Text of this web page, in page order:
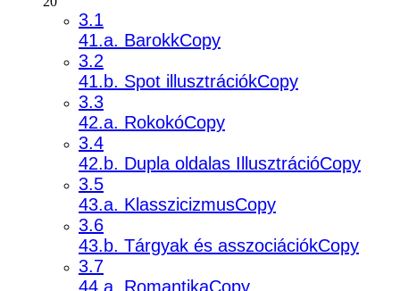
3.1
41.a. BarokkCopy
3.2
41.b. Spot illusztrációkCopy
3.3
42.a. RokokóCopy
3.4
42.b. Dupla oldalas IllusztrációCopy
3.5
43.a. KlasszicizmusCopy
3.6
43.b. Tárgyak és asszociációkCopy
3.7
44.a. RomantikaCopy